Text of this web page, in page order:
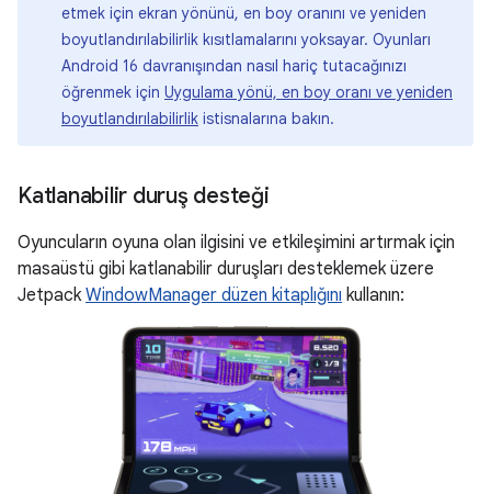
etmek için ekran yönünü, en boy oranını ve yeniden
boyutlandırılabilirlik kısıtlamalarını yoksayar. Oyunları
Android 16 davranışından nasıl hariç tutacağınızı
öğrenmek için Uygulama yönü, en boy oranı ve yeniden
boyutlandırılabilirlik istisnalarına bakın.
Katlanabilir duruş desteği
Oyuncuların oyuna olan ilgisini ve etkileşimini artırmak için
masaüstü gibi katlanabilir duruşları desteklemek üzere
Jetpack WindowManager düzen kitaplığını kullanın: